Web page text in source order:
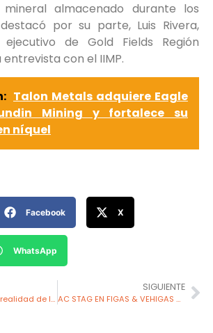
mineral almacenado durante los
por su parte, Luis Rivera,
ejecutivo de Gold Fields Región
con el IIMP.
Talon Metals adquiere Eagle
Mining y fortalece su
níquel
Facebook X
WhatsApp
Olinda Orozco: La realidad de la minería no formal ha rebasado la ley
SIGUIENTE
AC STAG EN FIGAS & VEHIGAS 2024